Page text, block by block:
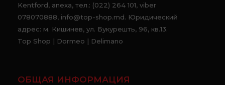
Kentford, anexa, тел.: (022) 264 101, viber
078070888, info@top-shop.md. Юридический
адрес: м. Кишинев, ул. Букурешть, 96, кв.13.
Top Shop | Dormeo | Delimano
ОБЩАЯ ИНФОРМАЦИЯ